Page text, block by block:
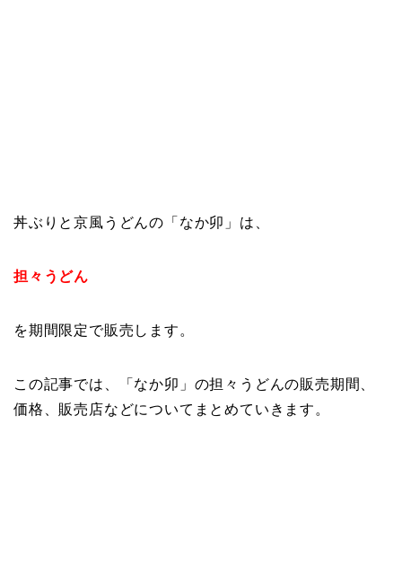
丼ぶりと京風うどんの「なか卯」は、
担々うどん
を期間限定で販売します。
この記事では、「なか卯」の担々うどんの販売期間、
価格、販売店などについてまとめていきます。